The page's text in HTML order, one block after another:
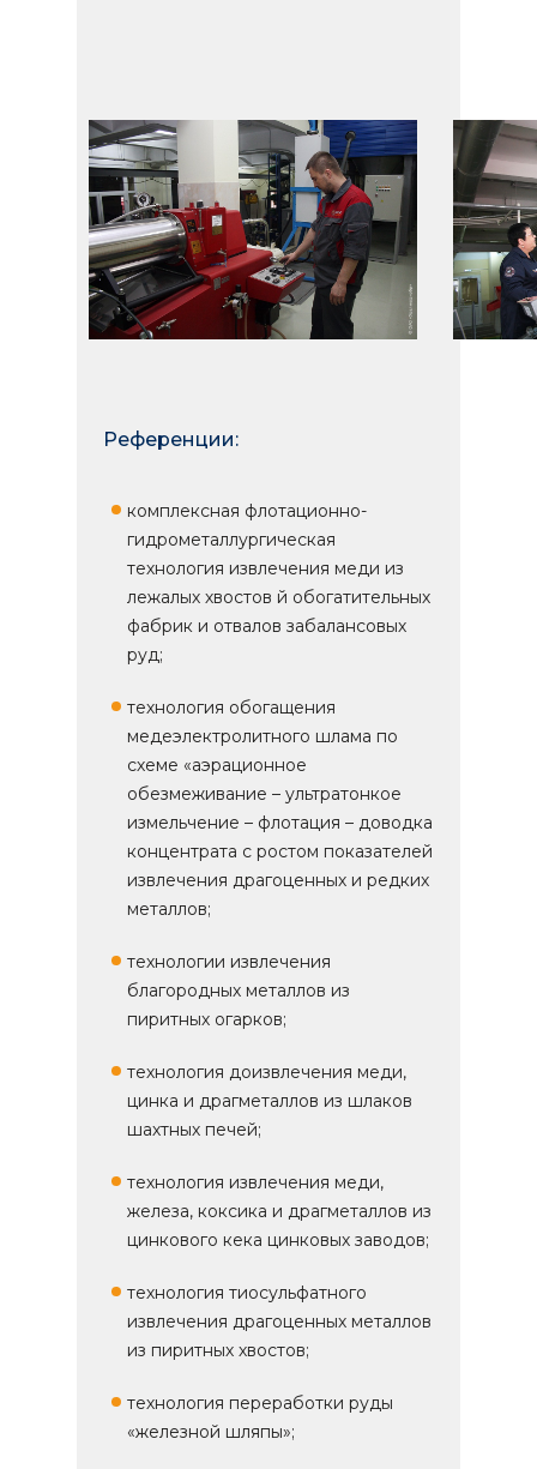
Референции:
комплексная флотационно-
гидрометаллургическая
технология извлечения меди из
лежалых хвостов й обогатительных
фабрик и отвалов забалансовых
руд;
технология обогащения
медеэлектролитного шлама по
схеме «аэрационное
обезмеживание – ультратонкое
измельчение – флотация – доводка
концентрата с ростом показателей
извлечения драгоценных и редких
металлов;
технологии извлечения
благородных металлов из
пиритных огарков;
технология доизвлечения меди,
цинка и драгметаллов из шлаков
шахтных печей;
технология извлечения меди,
железа, коксика и драгметаллов из
цинкового кека цинковых заводов;
технология тиосульфатного
извлечения драгоценных металлов
из пиритных хвостов;
технология переработки руды
«железной шляпы»;